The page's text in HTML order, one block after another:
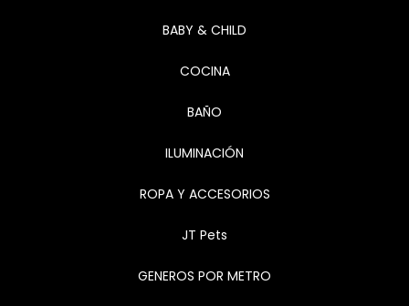
BABY & CHILD
COCINA
BAÑO
ILUMINACIÓN
ROPA Y ACCESORIOS
JT Pets
GENEROS POR METRO